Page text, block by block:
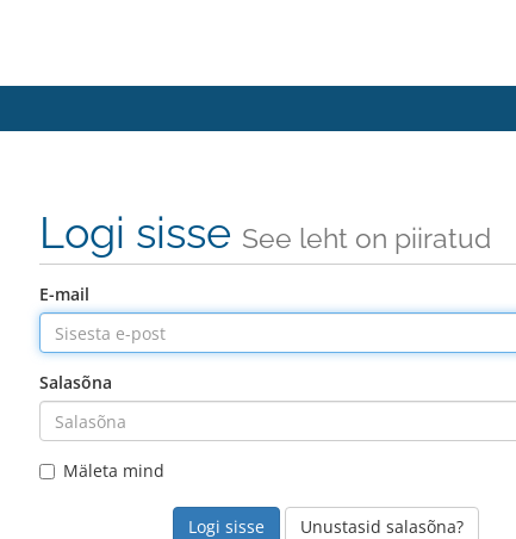
Logi sisse See leht on piiratud
E-mail
Salasõna
Mäleta mind
Unustasid salasõna?